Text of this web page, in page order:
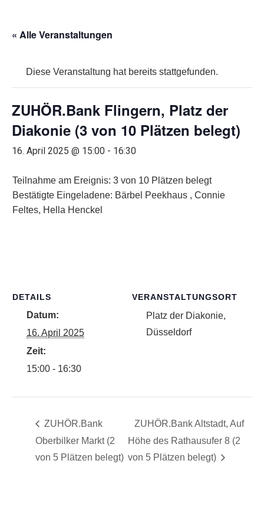
« Alle Veranstaltungen
Diese Veranstaltung hat bereits stattgefunden.
ZUHÖR.Bank Flingern, Platz der
Diakonie (3 von 10 Plätzen belegt)
16. April 2025 @ 15:00 - 16:30
Teilnahme am Ereignis: 3 von 10 Plätzen belegt
Bestätigte Eingeladene: Bärbel Peekhaus , Connie
Feltes, Hella Henckel
DETAILS
Datum:
16. April 2025
Zeit:
15:00 - 16:30
VERANSTALTUNGSORT
Platz der Diakonie,
Düsseldorf
ZUHÖR.Bank
Oberbilker Markt (2
von 5 Plätzen belegt)
ZUHÖR.Bank Altstadt, Auf
Höhe des Rathausufer 8 (2
von 5 Plätzen belegt)